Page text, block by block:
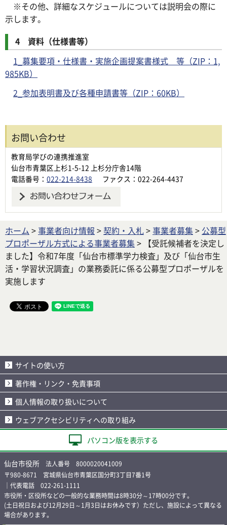
※その他、詳細なスケジュールについては説明会の際に
示します。
4 資料（仕様書等）
1_募集要項・仕様書・実施企画提案書様式 等（ZIP：1,
985KB）
2_参加表明書及び各種申請書等（ZIP：60KB）
お問い合わせ
教育局学びの連携推進室
仙台市青葉区上杉1-5-12 上杉分庁舎14階
電話番号： 022-214-8438 ファクス：022-264-4437
ホーム >事業者向け情報 > 契約・入札>事業者募集 > 公募型
プロポーザル方式による事業者募集 > 【受託候補者を決定し
ました】令和7年度「仙台市標準学力検査」及び「仙台市生
活・学習状況調査」の業務委託に係る公募型プロポーザルを
実施します
サイトの使い方
著作権・リンク・免責事項
個人情報の取り扱いについて
ウェブアクセシビリティへの取り組み
パソコン版を表示する
仙台市役所 法人番号 8000020041009
〒980-8671 宮城県仙台市青葉区国分町3丁目7番1号
｜代表電話 022-261-1111
市役所・区役所などの一般的な業務時間は8時30分～17時00分です。
(土日祝日および12月29日～1月3日はお休みです）ただし、施設によって異なる
場合があります。